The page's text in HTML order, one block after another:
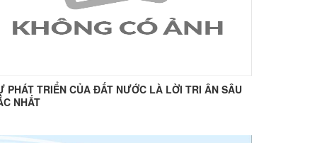
PHÁT TRIỂN CỦA ĐẤT NƯỚC LÀ LỜI TRI ÂN SÂU
NHẤT